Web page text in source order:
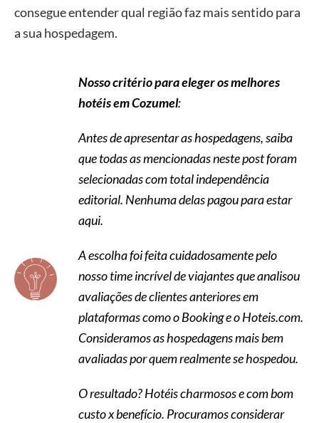
consegue entender qual região faz mais sentido para
a sua hospedagem.
Nosso critério para eleger os melhores
hotéis em Cozumel:
Antes de apresentar as hospedagens, saiba
que todas as mencionadas neste post foram
selecionadas com total independência
editorial. Nenhuma delas pagou para estar
aqui.
A escolha foi feita cuidadosamente pelo
nosso time incrível de viajantes que analisou
avaliações de clientes anteriores em
plataformas como o Booking e o Hoteis.com.
Consideramos as hospedagens mais bem
avaliadas por quem realmente se hospedou.
O resultado? Hotéis charmosos e com bom
custo x benefício. Procuramos considerar